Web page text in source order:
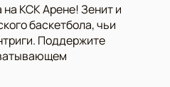
на КСК Арене! Зенит и
баскетбола, чьи
Поддержите